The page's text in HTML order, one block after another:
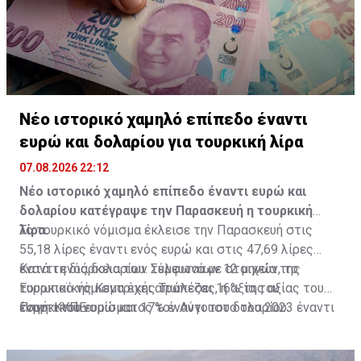
Νέο ιστορικό χαμηλό επίπεδο έναντι
ευρώ και δολαρίου για τουρκική λίρα
07.08.2026 22:12
Νέο ιστορικό χαμηλό επίπεδο έναντι ευρώ και
δολαρίου κατέγραψε την Παρασκευή η τουρκική
λίρα.
Το τουρκικό νόμισμα έκλεισε την Παρασκευή στις
55,18 λίρες έναντι ενός ευρώ και στις 47,69 λίρες
έναντι ενός δολαρίου. Σύμφωνα με στοιχεία της
Ευρωπαϊκής Κεντρικής Τράπεζας, η αξία του
τουρκικού νομίσματος τον Αύγουστο του 2023 έναντι
λίρες έναντι του ευρώ.
Κατά τη διάρκεια των τελευταίων 12 μηνών, το
τουρκικό νόμισμα έχει απωλέσει 16% της αξίας του
έναντι του ευρώ και 17% έναντι του δολαρίου.
Πηγή: ΚΥΠΕ